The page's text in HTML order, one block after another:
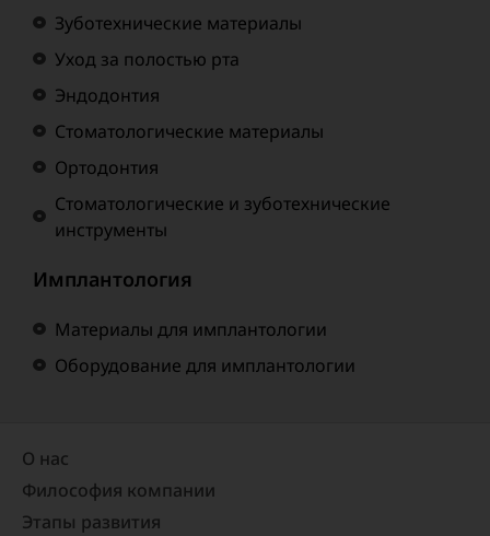
Зуботехнические материалы
Уход за полостью рта
Эндодонтия
Стоматологические материалы
Ортодонтия
Стоматологические и зуботехнические
инструменты
Имплантология
Материалы для имплантологии
Оборудование для имплантологии
О нас
Философия компании
Этапы развития